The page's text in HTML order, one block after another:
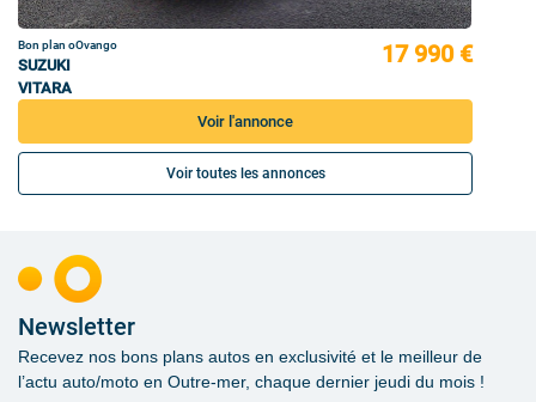
Bon plan oOvango
SUZUKI
VITARA
17 990 €
Voir l'annonce
Voir toutes les annonces
Newsletter
Recevez nos bons plans autos en exclusivité et le meilleur de
l’actu auto/moto en Outre-mer, chaque dernier jeudi du mois !